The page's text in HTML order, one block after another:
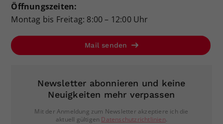
Öffnungszeiten:
Montag bis Freitag: 8:00 – 12:00 Uhr
Mail senden
Newsletter abonnieren und keine
Neuigkeiten mehr verpassen
Mit der Anmeldung zum Newsletter akzeptiere ich die
aktuell gültigen Datenschutzrichtlinien.